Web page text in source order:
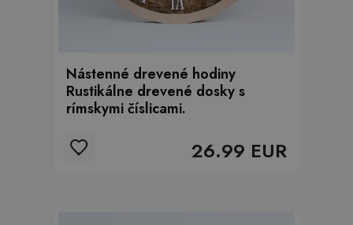
Nástenné drevené hodiny
Rustikálne drevené dosky s
rímskymi číslicami.
26.99 EUR